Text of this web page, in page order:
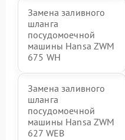
Замена заливного
шланга
посудомоечной
машины Hansa ZWM
675 WH
Замена заливного
шланга
посудомоечной
машины Hansa ZWM
627 WEB